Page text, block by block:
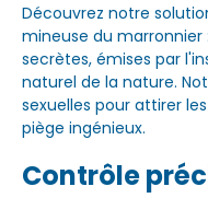
Découvrez notre
mineuse du marronnier
secrètes, émises par
naturel de la nature.
sexuelles pour attirer
piège ingénieux.
Contrôle